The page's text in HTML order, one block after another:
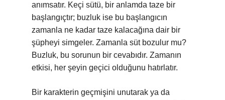
anımsatır. Keçi sütü, bir anlamda taze bir
başlangıçtır; buzluk ise bu başlangıcın
zamanla ne kadar taze kalacağına dair bir
şüpheyi simgeler. Zamanla süt bozulur mu?
Buzluk, bu sorunun bir cevabıdır. Zamanın
etkisi, her şeyin geçici olduğunu hatırlatır.
Bir karakterin geçmişini unutarak ya da